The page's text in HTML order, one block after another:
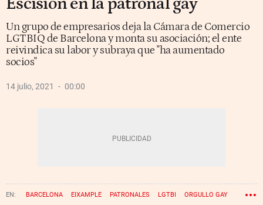
Un grupo de empresarios deja la Cámara de Comercio
LGTBIQ de Barcelona y monta su asociación; el ente
reivindica su labor y subraya que "ha aumentado
socios"
14 julio, 2021 00:00
BARCELONA EIXAMPLE PATRONALES LGTBI ORGULLO GAY